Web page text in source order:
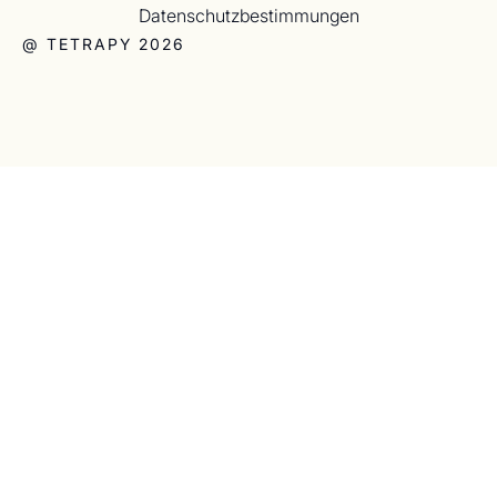
@ TETRAPY 2026
Datenschutzbestimmungen